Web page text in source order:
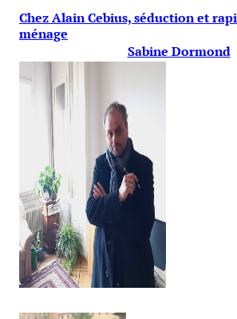
Chez Alain Cebius, séduction et
ménage
Sabine Dormond